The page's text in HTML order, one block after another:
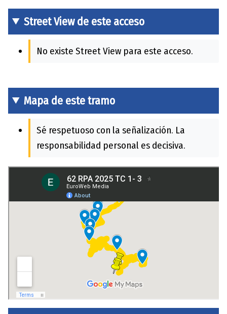
Street View de este acceso
No existe Street View para este acceso.
Mapa de este tramo
Sé respetuoso con la señalización. La
responsabilidad personal es decisiva.